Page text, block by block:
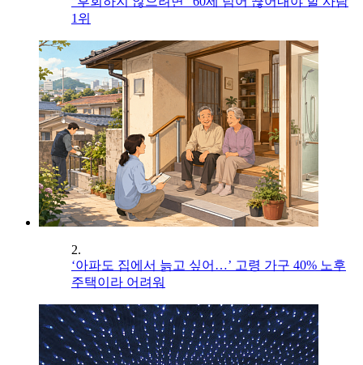
1위
2.
‘아파도 집에서 늙고 싶어…’ 고령 가구 40% 노후
주택이라 어려워